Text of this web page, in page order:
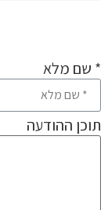
* שם מלא
תוכן ההודעה